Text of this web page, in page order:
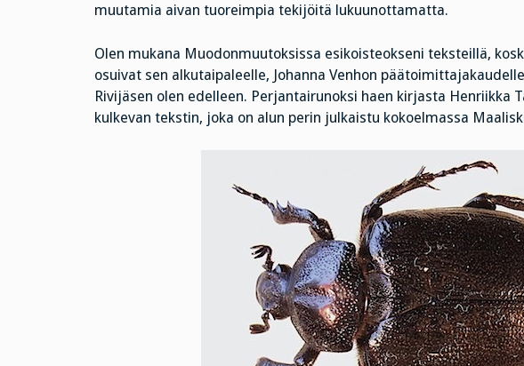
muutamia aivan tuoreimpia tekijöitä lukuunottamatta.
Olen mukana Muodonmuutoksissa esikoisteokseni teksteillä,
osuivat sen alkutaipaleelle, Johanna Venhon
Rivijäsen olen edelleen. Perjantairunoksi haen kirjasta Henriikka
kulkevan tekstin, joka on alun perin julkaistu kokoelmassa